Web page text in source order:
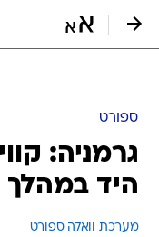
ספורט
גרמניה:
היד במהלך
מערכת וואלה ספורט